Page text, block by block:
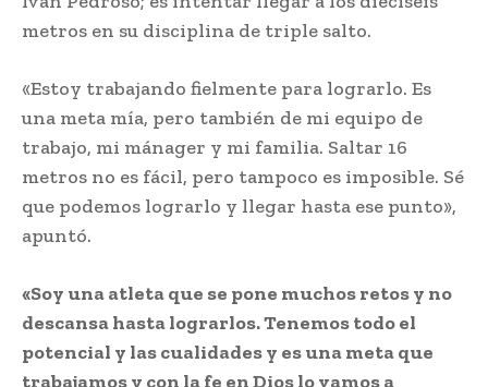
metros en su disciplina de triple salto.
«Estoy trabajando fielmente para lograrlo. Es
una meta mía, pero también de mi equipo de
trabajo, mi mánager y mi familia. Saltar 16
metros no es fácil, pero tampoco es imposible. Sé
que podemos lograrlo y llegar hasta ese punto»,
apuntó.
«Soy una atleta que se pone muchos retos y no
descansa hasta lograrlos. Tenemos todo el
potencial y las cualidades y es una meta que
trabajamos y con la fe en Dios lo vamos a